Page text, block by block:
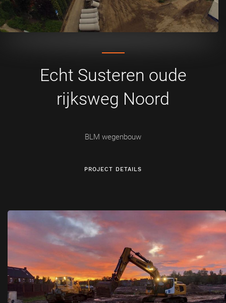
Echt Susteren oude
rijksweg Noord
BLM wegenbouw
PROJECT DETAILS